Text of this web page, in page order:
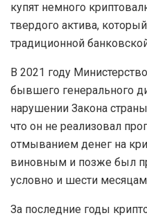
купят немного
твердого актива,
традиционной
В 2021 году
бывшего генерального
нарушении Закона
что он не реализовал
отмыванием денег на
виновным и позже был
условно и шести
За последние годы